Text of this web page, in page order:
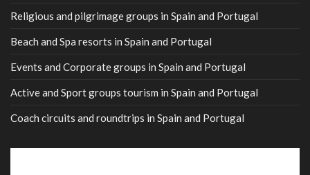
Religious and pilgrimage groups in Spain and Portugal
Beach and Spa resorts in Spain and Portugal
Events and Corporate groups in Spain and Portugal
Active and Sport groups tourism in Spain and Portugal
Coach circuits and roundtrips in Spain and Portugal